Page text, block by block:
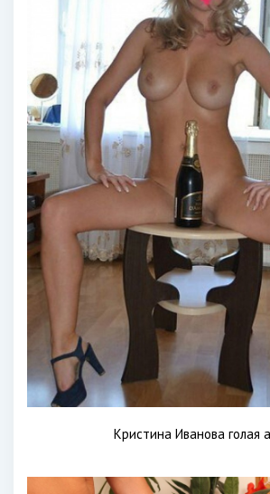
Кристина Иванова голая